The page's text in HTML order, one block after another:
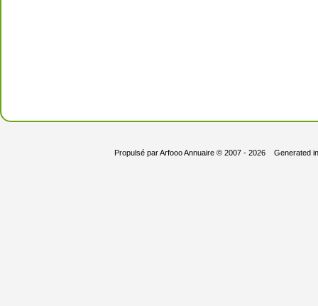
Propulsé parArfooo Annuaire© 2007 - 2026 Generated